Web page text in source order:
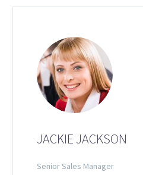
JACKIE JACKSON
Senior Sales Manager